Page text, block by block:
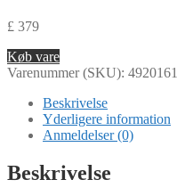
£ 379
Køb vare
Varenummer (SKU):
Beskrivelse
Yderligere information
Anmeldelser (0)
Beskrivelse